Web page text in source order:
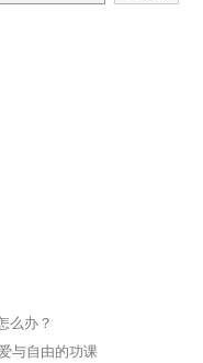
么办？
与自由的功课